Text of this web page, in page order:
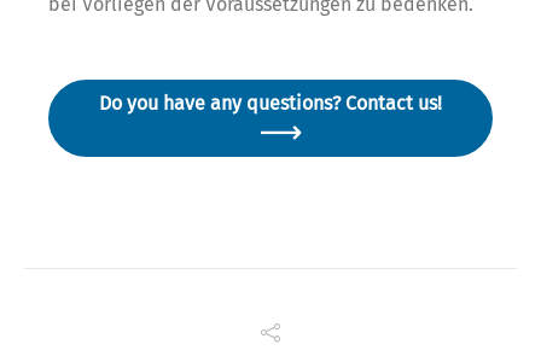
Do you have any questions? Contact us!